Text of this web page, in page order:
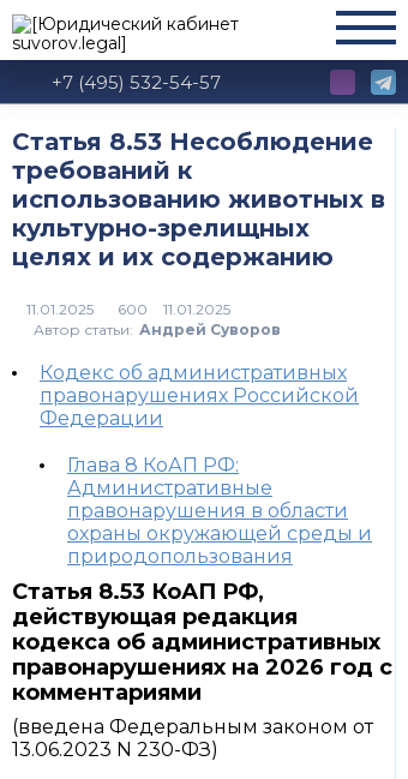
+7 (495) 532-54-57
Статья 8.53 Несоблюдение
требований к
использованию животных в
культурно-зрелищных
целях и их содержанию
600
Автор статьи: Андрей Суворов
Кодекс об административных
правонарушениях Российской
Федерации
Глава 8 КоАП РФ:
Административные
правонарушения в области
охраны окружающей среды и
природопользования
Статья 8.53 КоАП РФ,
действующая редакция
кодекса об административных
правонарушениях на 2026 год с
комментариями
(введена Федеральным законом от
13.06.2023 N 230-ФЗ)